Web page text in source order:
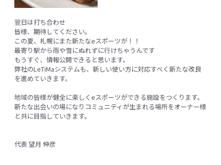
翌日は打ち合わせ
皆様、期待してください。
この夏、札幌にまた新たなeスポーツが！！
最寄り駅から雨や雪にぬれずに行けちゃうんです
もうすぐ、情報公開できると思います。
弊社のLeTiMaシステムも、新しい使い方に対応すべく新たな改良
を進めていきます。
地域の皆様が健全に楽しくeスポーツができる施設をつくります。
新たな出会いの場になりコミュニティが生まれる場所をオーナー様
と共に目指していきます。
代表 望月 伸彦